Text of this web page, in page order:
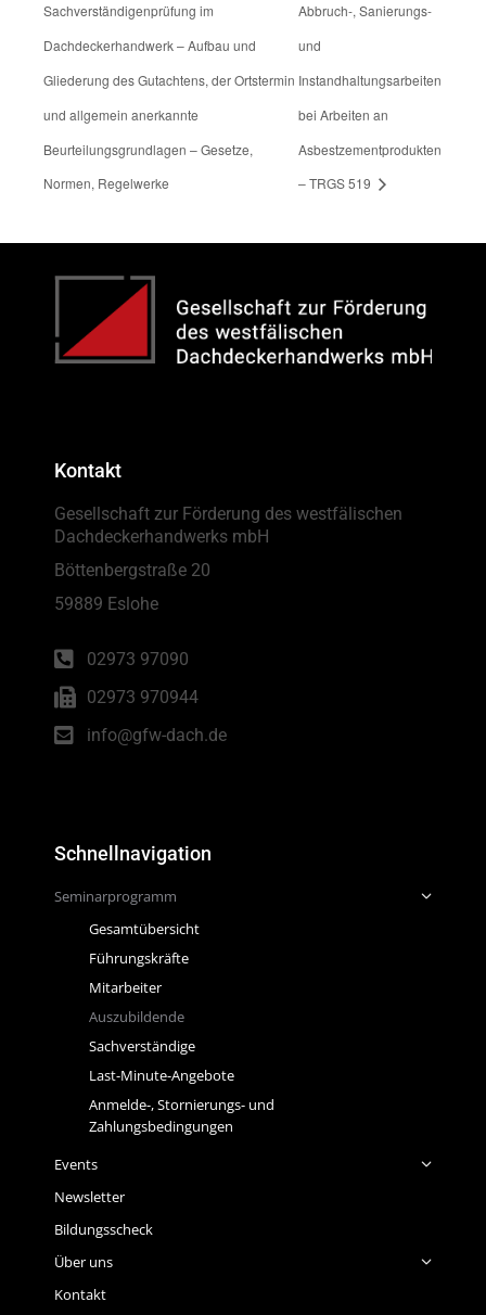
Sachverständigenprüfung im
Dachdeckerhandwerk – Aufbau und
Gliederung des Gutachtens, der Ortstermin
und allgemein anerkannte
Beurteilungsgrundlagen – Gesetze,
Normen, Regelwerke
Abbruch-, Sanierungs-
und
Instandhaltungsarbeiten
bei Arbeiten an
Asbestzementprodukten
– TRGS 519
Kontakt
Gesellschaft zur Förderung des westfälischen
Dachdeckerhandwerks mbH
Böttenbergstraße 20
59889 Eslohe
02973 97090
02973 970944
info@gfw-dach.de
Schnellnavigation
Seminarprogramm
Gesamtübersicht
Führungskräfte
Mitarbeiter
Auszubildende
Sachverständige
Last-Minute-Angebote
Anmelde-, Stornierungs- und
Zahlungsbedingungen
Events
Newsletter
Bildungsscheck
Über uns
Kontakt